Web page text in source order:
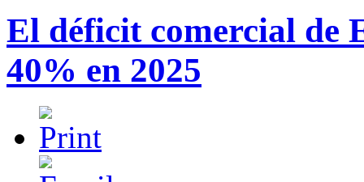
El déficit comercial de
40% en 2025